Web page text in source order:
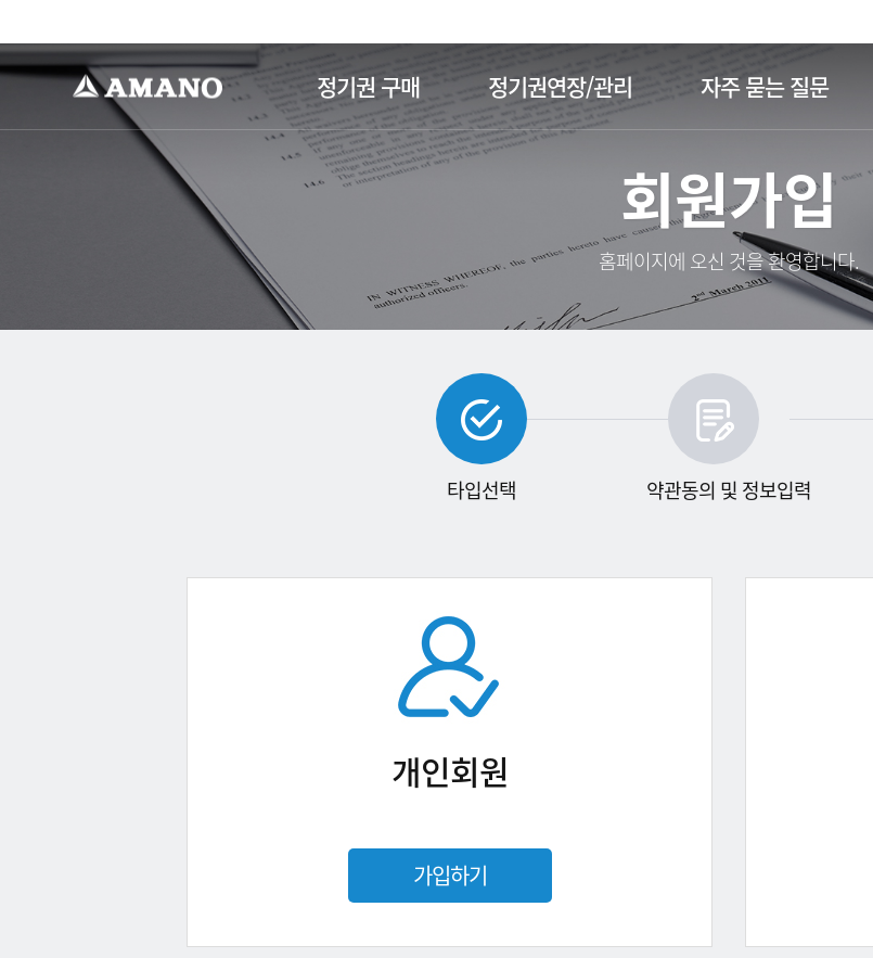
정기권 구매 정기권연장/관리 자주 묻는 질문
회원가입
홈페이지에 오신 것을 환영합니다.
타입선택 약관동의 및 정보입력
개인회원
가입하기